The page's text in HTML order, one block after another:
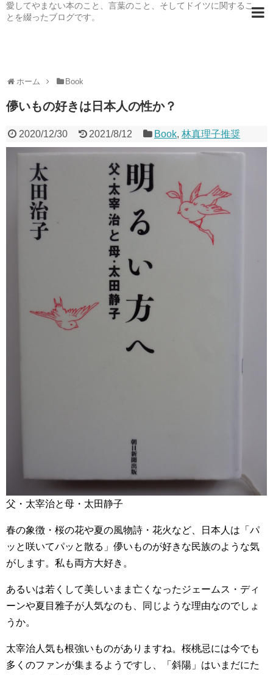
愛してやまない本のこと、言葉のこと、そしてドイツに関するこ
とを綴ったブログです。
ホーム Book
儚いもの好きは日本人の性か？
2020/12/30 2021/8/12 Book,林真理子推奨
父・太宰治と母・太田静子
春の象徴・桜の花や夏の風物詩・花火など、日本人は「パ
ッと咲いてパッと散る」儚いものが好きな民族のような気
がします。私も両方大好き。
あるいは若くして美しいまま亡くなったジェームス・ディ
ーンや夏目雅子が人気なのも、同じような理由なのでしょ
うか。
太宰治人気も根強いものがありますね。桜桃忌には今でも
多くのファンが集まるようですし、「斜陽」はいまだにた